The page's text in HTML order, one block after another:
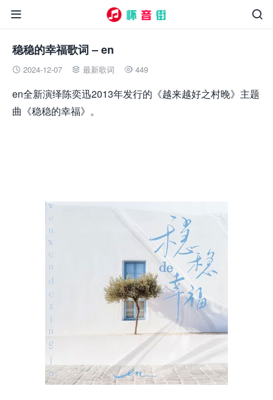


稳稳的幸福歌词 – en
 2024-12-07  最新歌词  449
en全新演绎陈奕迅2013年发行的《越来越好之村晚》主题
曲《稳稳的幸福》。